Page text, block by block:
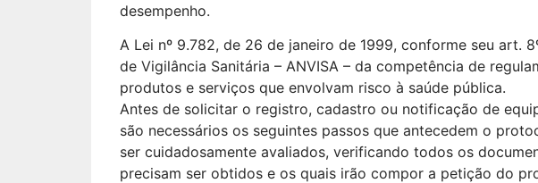
desempenho.
A Lei nº 9.782, de 26 de janeiro de 1999, conforme seu art.
de Vigilância Sanitária – ANVISA – da competência de
produtos e serviços que envolvam risco à saúde pública.
Antes de solicitar o registro, cadastro ou notificação de
são necessários os seguintes passos que antecedem o
ser cuidadosamente avaliados, verificando todos os
precisam ser obtidos e os quais irão compor a petição do